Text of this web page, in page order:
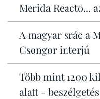
Merida Reacto...
A magyar srác a
Csongor interjú
Több mint 1200
alatt -